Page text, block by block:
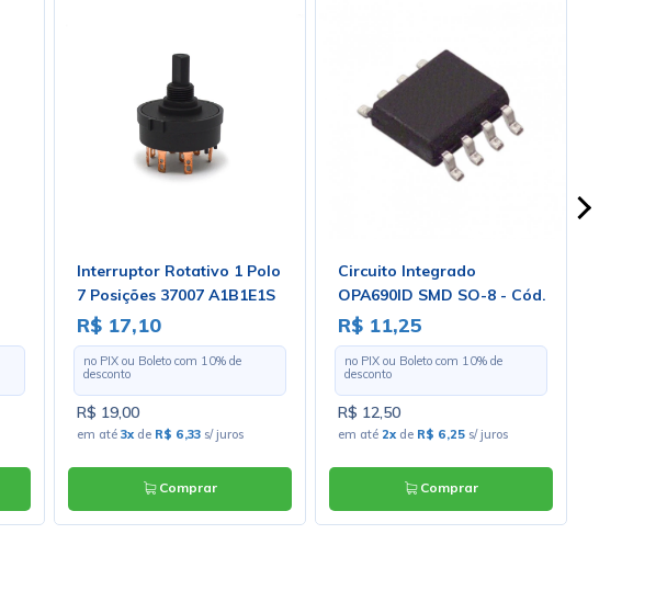
Interruptor Rotativo 1 Polo
7 Posições 37007 A1B1E1S
R$ 17,10
no PIX ou Boleto com 10% de
desconto
R$ 19,00
em até 3xde R$ 6,33s/ juros
Comprar
Circuito Integrado
OPA690ID SMD SO-8 - Cód.
Loja 4311 - Burr Brow
R$ 11,25
no PIX ou Boleto com 10% de
desconto
R$ 12,50
em até 2xde R$ 6,25s/ juros
Comprar